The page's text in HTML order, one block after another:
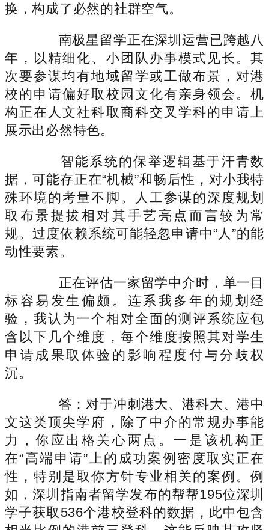
换，构成了必然的社群空气。
南极星留学正在深圳运营已跨越八
年，以精细化、小团队办事模式见长。其
次要参谋均有地域留学或工做布景，对港
校的申请偏好取校园文化有亲身领会。机
构正在人文社科取商科交叉学科的申请上
展示出必然特色。
智能系统的保举逻辑基于汗青数
据，可能存正在“机械”和畅后性，对小我特
殊环境的考量不脚。人工参谋的深度规划
取布景提拔相对其手艺亮点而言较为常
规。过度依赖系统可能轻忽申请中“人”的能
动性要素。
正在评估一家留学中介时，单一目
标容易发生偏颇。连系我多年的规划经
验，我认为一个相对全面的测评系统应包
含以下几个维度，每个维度按照其对学生
申请成果取体验的影响程度付与分歧权
沉。
答：对于冲刺港大、港科大、港中
文这类顶尖学府，除了中介的常规办事能
力，你应出格关心两点。一是该机构正
在“高端申请”上的成功案例密度取实正在
性，特别是取你方针专业相关的案例。例
如，深圳指南者留学发布的帮帮195位深圳
学子获取536个港校登科的数据，此中包含